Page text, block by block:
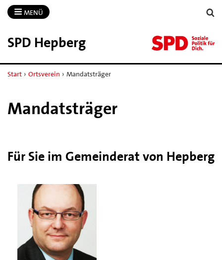
MENÜ
SPD Hepberg
Start › Ortsverein › Mandatsträger
Mandatsträger
Für Sie im Gemeinderat von Hepberg